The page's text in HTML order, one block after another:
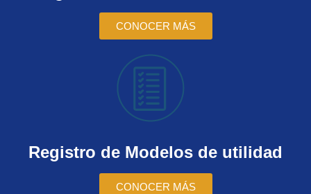
CONOCER MÁS
Registro de Modelos de utilidad
CONOCER MÁS